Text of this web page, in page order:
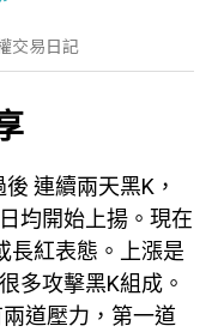
交易日記
連續兩天黑K，
均開始上揚。現在
長紅表態。上漲是
多攻擊黑K組成。
道壓力，第一道